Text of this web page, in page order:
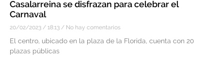
Casalarreina se disfrazan para celebrar el
Carnaval
20/02/2023 18:13 No hay comentarios
El centro, ubicado en la plaza de la Florida, cuenta con 20
plazas públicas